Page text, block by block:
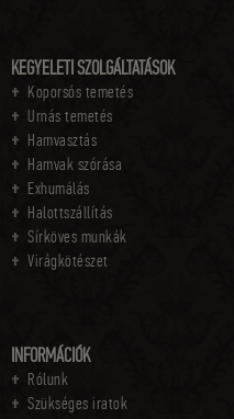
KEGYELETI SZOLGÁLTATÁSOK
Koporsós temetés
Urnás temetés
Hamvasztás
Hamvak szórása
Exhumálás
Halottszállítás
Sírköves munkák
Virágkötészet
INFORMÁCIÓK
Rólunk
Szükséges iratok